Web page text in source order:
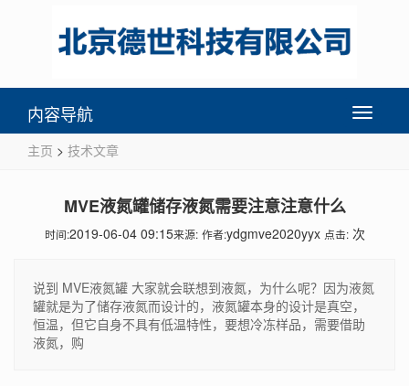
Toggle
内容导航
主页 > 技术文章
MVE液氮罐储存液氮需要注意注意什么
时间:2019-06-04 09:15来源: 作者:ydgmve2020yyx 点击: 次
说到 MVE液氮罐 大家就会联想到液氮，为什么呢？因为液氮
罐就是为了储存液氮而设计的，液氮罐本身的设计是真空，
恒温，但它自身不具有低温特性，要想冷冻样品，需要借助
液氮，购